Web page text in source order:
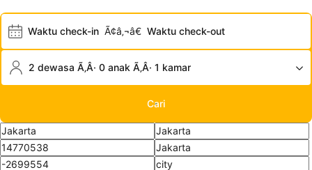
Waktu check-in Ã¢â‚¬â€ Waktu check-out
2 dewasa Ã‚Â· 0 anak Ã‚Â· 1 kamar
Cari